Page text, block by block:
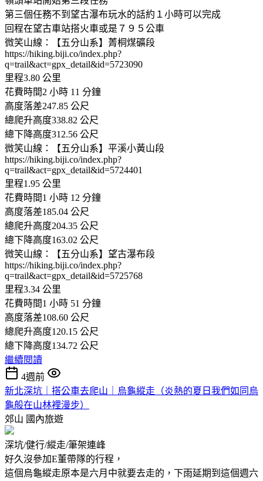
第三個任務不到望古瀑布玩水的話約１小時可以完成
回程在望古車站搭火車或是７９５公車
微笑山線：【五分山系】菁桐煤礦段
https://hiking.biji.co/index.php?
q=trail&act=gpx_detail&id=5723090
里程3.80 公里
花費時間2 小時 11 分鐘
高度落差247.85 公尺
總爬升高度338.82 公尺
總下降高度312.56 公尺
微笑山線：【五分山系】平溪小黃山段
https://hiking.biji.co/index.php?
q=trail&act=gpx_detail&id=5724401
里程1.95 公里
花費時間1 小時 12 分鐘
高度落差185.04 公尺
總爬升高度204.35 公尺
總下降高度163.02 公尺
微笑山線：【五分山系】望古瀑布段
https://hiking.biji.co/index.php?
q=trail&act=gpx_detail&id=5725768
里程3.34 公里
花費時間1 小時 51 分鐘
高度落差108.60 公尺
總爬升高度120.15 公尺
總下降高度134.72 公尺
繼續閱讀
4週前
新北深坑｜搭公車去爬山｜烏龜縱走（炎熱的夏日我們如同烏
龜般在山林裡漫步）
郊山 國內旅遊
深坑/健行/縱走/筆架連峰
好久沒參加E董帶隊的行程，
這個烏龜縱走原本是六月中就要去走的，下雨延期到這個週六